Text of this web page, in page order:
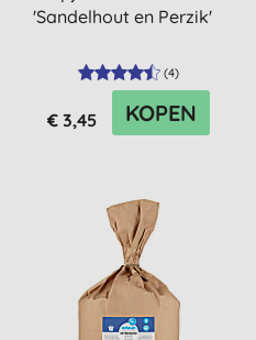
'Sandelhout en Perzik'
(4)
€ 3,45 KOPEN